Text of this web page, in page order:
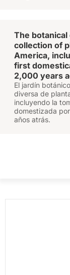
The
collection of
America,
first
2,000 years
El jardín
diversa de
incluyendo la
domestizada
años atrás.